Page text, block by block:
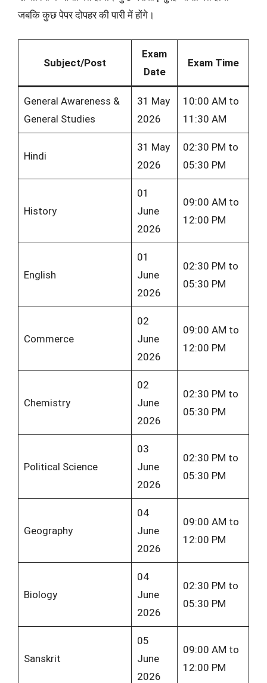
जबकि कुछ पेपर दोपहर की पारी में होंगे।
Subject/Post
Exam
Date
Exam Time
General Awareness &
General Studies
31 May
2026
10:00 AM to
11:30 AM
Hindi
31 May
2026
02:30 PM to
05:30 PM
History
01
June
2026
09:00 AM to
12:00 PM
English
01
June
2026
02:30 PM to
05:30 PM
Commerce
02
June
2026
09:00 AM to
12:00 PM
Chemistry
02
June
2026
02:30 PM to
05:30 PM
Political Science
03
June
2026
02:30 PM to
05:30 PM
Geography
04
June
2026
09:00 AM to
12:00 PM
Biology
04
June
2026
02:30 PM to
05:30 PM
Sanskrit
05
June
2026
09:00 AM to
12:00 PM